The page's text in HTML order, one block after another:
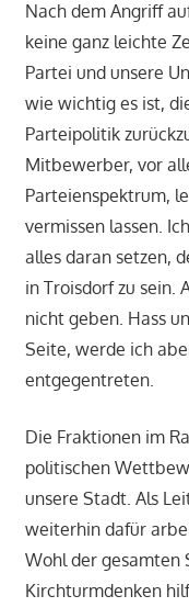
Nach dem Angriff
keine ganz leichte
Partei und unsere
wie wichtig es ist,
Parteipolitik
Mitbewerber, vor
Parteienspektrum,
vermissen lassen.
alles daran setzen,
in Troisdorf zu sein.
nicht geben. Hass
Seite, werde ich
entgegentreten.
Die Fraktionen im
politischen
unsere Stadt. Als
weiterhin dafür
Wohl der gesamten
Kirchturmdenken